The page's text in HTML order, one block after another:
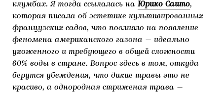
клумбах. Я тогда ссылалась на Юрико Саито,
которая писала об эстетике культивированных
французских садов, что повлияло на появление
феномена американского газона — идеально
ухоженного и требующего в общей сложности
60% воды в стране. Вопрос здесь в том, откуда
берутся убеждения, что дикие травы это не
красиво, а однородная стриженая трава —